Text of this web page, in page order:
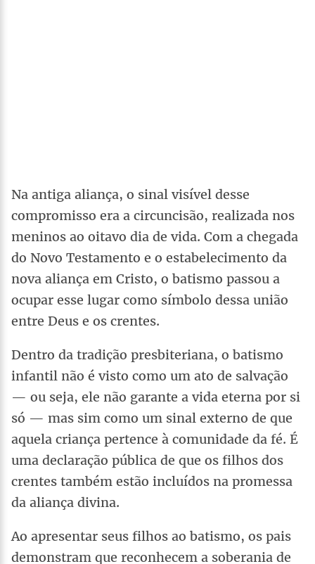
Na antiga aliança, o sinal visível desse
compromisso era a circuncisão, realizada nos
meninos ao oitavo dia de vida. Com a chegada
do Novo Testamento e o estabelecimento da
nova aliança em Cristo, o batismo passou a
ocupar esse lugar como símbolo dessa união
entre Deus e os crentes.
Dentro da tradição presbiteriana, o batismo
infantil não é visto como um ato de salvação
— ou seja, ele não garante a vida eterna por si
só — mas sim como um sinal externo de que
aquela criança pertence à comunidade da fé. É
uma declaração pública de que os filhos dos
crentes também estão incluídos na promessa
da aliança divina.
Ao apresentar seus filhos ao batismo, os pais
demonstram que reconhecem a soberania de